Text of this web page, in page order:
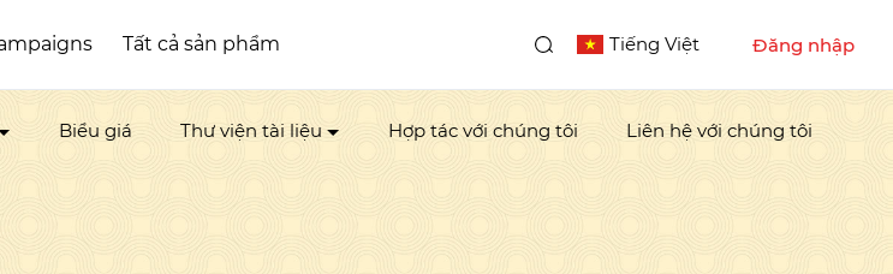
Tất cả sản phẩm Tiếng Việt Đăng nhập
Biểu giá Thư viện tài liệu Hợp tác với chúng tôi Liên hệ với chúng tôi